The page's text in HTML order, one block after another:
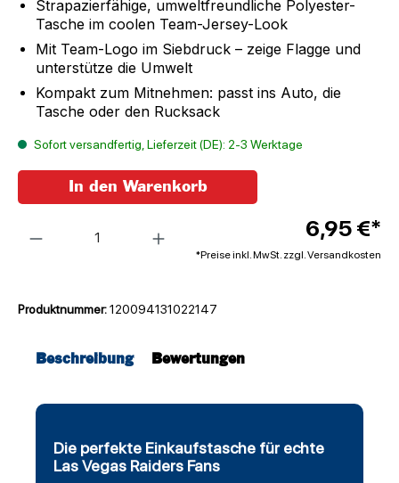
Strapazierfähige, umweltfreundliche Polyester-
Tasche im coolen Team-Jersey-Look
Mit Team-Logo im Siebdruck – zeige Flagge und
unterstütze die Umwelt
Kompakt zum Mitnehmen: passt ins Auto, die
Tasche oder den Rucksack
Sofort versandfertig, Lieferzeit (DE): 2-3 Werktage
6,95 €*
*Preise inkl. MwSt. zzgl. Versandkosten
In den Warenkorb
Produktnummer:120094131022147
Beschreibung Bewertungen
Die perfekte Einkaufstasche für echte
Las Vegas Raiders Fans